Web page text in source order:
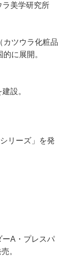
美学研究所
カツウラ化粧品
に展開。
設。
リーズ」を発
ーA・プレスパ
。